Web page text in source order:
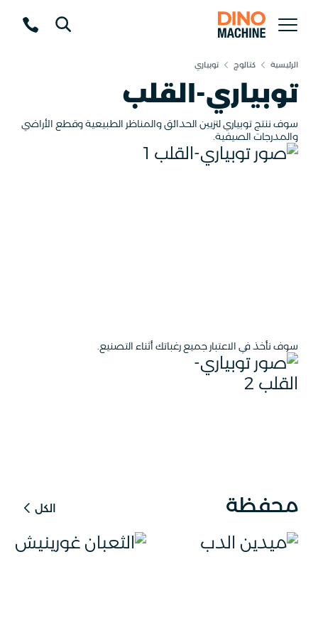
الرئيسية كتالوج توبياري
توبياري-القلب
سوف ننتج توبياري لتزيين الحدائق والمناظر الطبيعية وقطع الأراضي
والمدرجات الصيفية.
سوف نأخذ في الاعتبار جميع رغباتك أثناء التصنيع.
محفظة الكل